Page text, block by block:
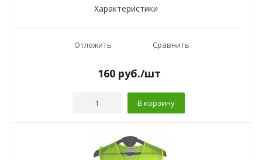
Характеристики
Отложить Сравнить
160руб./шт
В корзину